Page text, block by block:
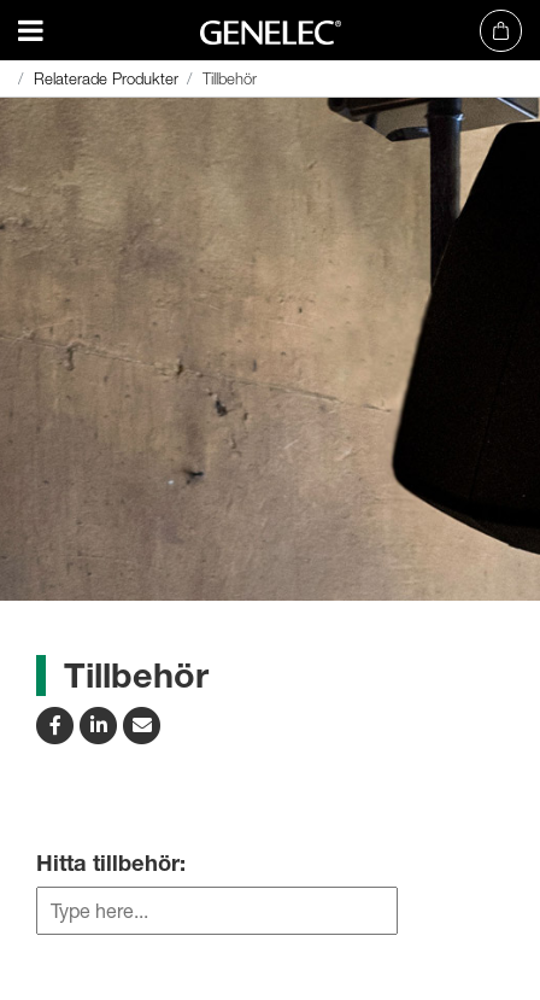
Relaterade Produkter Tillbehör
Relaterade Produkter Tillbehör
Tillbehör
Hitta tillbehör: